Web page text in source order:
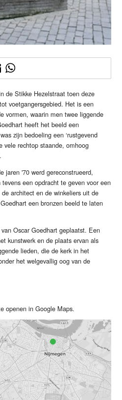
de Stikke Hezelstraat toen deze
voetgangersgebied. Het is een
vormen, waarin men twee liggende
heeft het beeld een
zijn bedoeling een ‘rustgevend
vele rechtop staande, omhoog
jaren '70 werd gereconstrueerd,
een opdracht te geven voor een
architect en de winkeliers uit de
een bronzen beeld te laten
Oscar Goedhart geplaatst. Een
kunstwerk en de plaats ervan als
lieden, die de kerk in het
het welgevallig oog van de
openen in Google Maps.